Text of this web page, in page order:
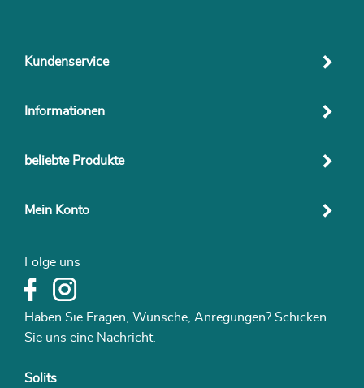
Kundenservice
Informationen
beliebte Produkte
Mein Konto
Folge uns
Haben Sie Fragen, Wünsche, Anregungen? Schicken
Sie uns eine Nachricht.
Solits